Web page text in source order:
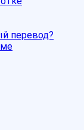
перевод?